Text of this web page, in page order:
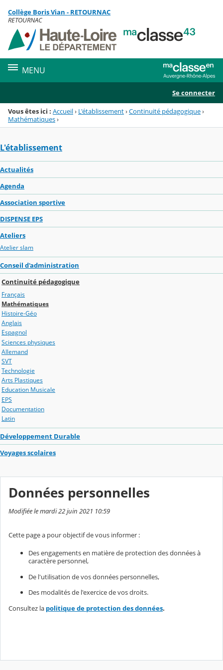
Menu de la rubrique
Contenu
Collège Boris Vian - RETOURNAC
RETOURNAC
MENU
Se connecter
Vous êtes ici : Accueil› L'établissement›Continuité pédagogique›
Mathématiques›
L'établissement
Actualités
Agenda
Association sportive
DISPENSE EPS
Ateliers
Atelier slam
Conseil d'administration
Continuité pédagogique
Français
Mathématiques
Histoire-Géo
Anglais
Espagnol
Sciences physiques
Allemand
SVT
Technologie
Arts Plastiques
Education Musicale
EPS
Documentation
Latin
Développement Durable
Voyages scolaires
Données personnelles
Modifiée le mardi 22 juin 2021 10:59
Cette page a pour objectif de vous informer :
Des engagements en matière de protection des données à
caractère personnel,
De l'utilisation de vos données personnelles,
Des modalités de l'exercice de vos droits.
Consultez la politique de protection des données.